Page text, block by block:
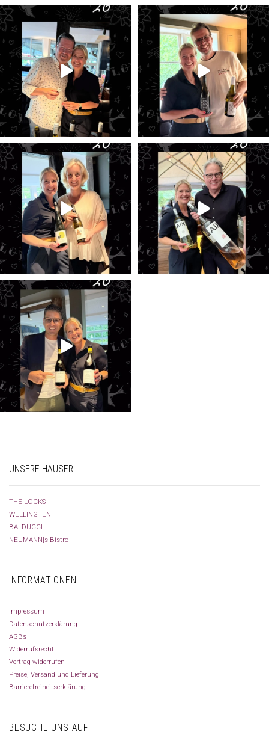
UNSERE HÄUSER
THE LOCKS
WELLINGTEN
BALDUCCI
NEUMANN|s Bistro
INFORMATIONEN
Impressum
Datenschutzerklärung
AGBs
Widerrufsrecht
Vertrag widerrufen
Preise, Versand und Lieferung
Barrierefreiheitserklärung
BESUCHE UNS AUF